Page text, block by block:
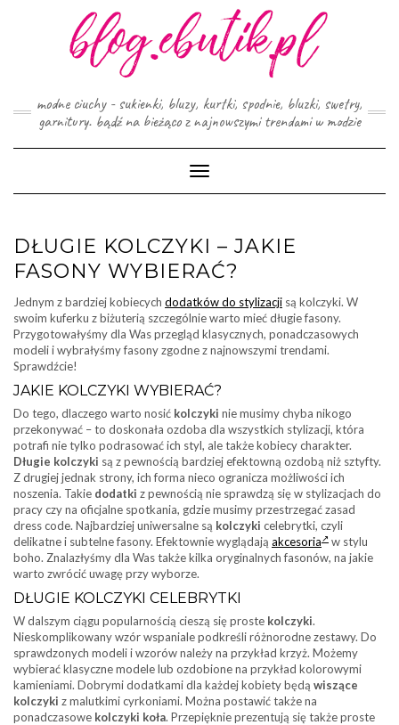
modne ciuchy - sukienki, bluzy, kurtki, spodnie, bluzki, swetry,
garnitury. bądź na bieżąco z najnowszymi trendami w modzie
Toggle
Navigation
DŁUGIE KOLCZYKI – JAKIE
FASONY WYBIERAĆ?
Jednym z bardziej kobiecych dodatków do stylizacji są kolczyki. W
swoim kuferku z biżuterią szczególnie warto mieć długie fasony.
Przygotowałyśmy dla Was przegląd klasycznych, ponadczasowych
modeli i wybrałyśmy fasony zgodne z najnowszymi trendami.
Sprawdźcie!
JAKIE KOLCZYKI WYBIERAĆ?
Do tego, dlaczego warto nosić kolczyki nie musimy chyba nikogo
przekonywać – to doskonała ozdoba dla wszystkich stylizacji, która
potrafi nie tylko podrasować ich styl, ale także kobiecy charakter.
Długie kolczyki są z pewnością bardziej efektowną ozdobą niż sztyfty.
Z drugiej jednak strony, ich forma nieco ogranicza możliwości ich
noszenia. Takie dodatki z pewnością nie sprawdzą się w stylizacjach do
pracy czy na oficjalne spotkania, gdzie musimy przestrzegać zasad
dress code. Najbardziej uniwersalne są kolczyki celebrytki, czyli
delikatne i subtelne fasony. Efektownie wyglądają akcesoria
w stylu
boho. Znalazłyśmy dla Was także kilka oryginalnych fasonów, na jakie
warto zwrócić uwagę przy wyborze.
DŁUGIE KOLCZYKI CELEBRYTKI
W dalszym ciągu popularnością cieszą się proste kolczyki.
Nieskomplikowany wzór wspaniale podkreśli różnorodne zestawy. Do
sprawdzonych modeli i wzorów należy na przykład krzyż. Możemy
wybierać klasyczne modele lub ozdobione na przykład kolorowymi
kamieniami. Dobrymi dodatkami dla każdej kobiety będą wiszące
kolczyki z malutkimi cyrkoniami. Można postawić także na
ponadczasowe kolczyki koła. Przepięknie prezentują się także proste